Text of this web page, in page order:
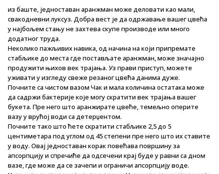
из баште, једноставан аранжман може деловати као мали,
свакодневни луксуз. Добра вест је да одржавање вашег цвећа
у најбољем стању не захтева скупе производе или много
додатног труда.
Неколико пажљивих навика, од начина на који припремате
стабљике до места где постављате аранжман, може значајно
продужити њихов век трајања. Уз прави приступ, можете
уживати у изгледу свеже резаног цвећа данима дуже.
Почните са чистом вазом Чак и мала количина остатака може
да садржи бактерије које могу скратити век трајања вашег
букета. Пре него што аранжирате цвеће, темељно оперите
вазу у врућој води са детерџентом.
Почните тако што ћете скратити стабљике 2,5 до 5
центиметара под углом од 45 степени пре него што их ставите
у воду. Овај једноставан корак повећава површину за
апсорпцију и спречиће да одсечени крај буде у равни са дном
вазе, где може да се зачепи и ограничи апсорпцију воде.